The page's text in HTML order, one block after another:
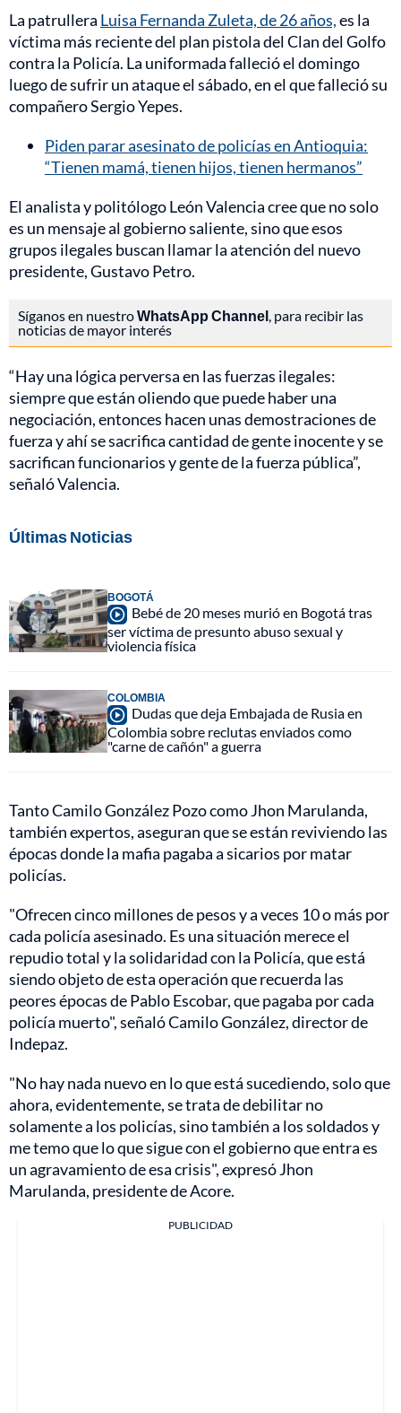
La patrullera Luisa Fernanda Zuleta, de 26 años,es la
víctima más reciente del plan pistola del Clan del Golfo
contra la Policía. La uniformada falleció el domingo
luego de sufrir un ataque el sábado, en el que falleció su
compañero Sergio Yepes.
Piden parar asesinato de policías en Antioquia:
“Tienen mamá, tienen hijos, tienen hermanos”
El analista y politólogo León Valencia cree que no solo
es un mensaje al gobierno saliente, sino que esos
grupos ilegales buscan llamar la atención del nuevo
presidente, Gustavo Petro.
Síganos en nuestroWhatsApp Channel , para recibir las
noticias de mayor interés
“Hay una lógica perversa en las fuerzas ilegales:
siempre que están oliendo que puede haber una
negociación, entonces hacen unas demostraciones de
fuerza y ahí se sacrifica cantidad de gente inocente y se
sacrifican funcionarios y gente de la fuerza pública”,
señaló Valencia.
Últimas Noticias
BOGOTÁ
Bebé de 20 meses murió en Bogotá tras
ser víctima de presunto abuso sexual y
violencia física
COLOMBIA
Dudas que deja Embajada de Rusia en
Colombia sobre reclutas enviados como
"carne de cañón" a guerra
Tanto Camilo González Pozo como Jhon Marulanda,
también expertos, aseguran que se están reviviendo las
épocas donde la mafia pagaba a sicarios por matar
policías.
"Ofrecen cinco millones de pesos y a veces 10 o más por
cada policía asesinado. Es una situación merece el
repudio total y la solidaridad con la Policía, que está
siendo objeto de esta operación que recuerda las
peores épocas de Pablo Escobar, que pagaba por cada
policía muerto", señaló Camilo González, director de
Indepaz.
"No hay nada nuevo en lo que está sucediendo, solo que
ahora, evidentemente, se trata de debilitar no
solamente a los policías, sino también a los soldados y
me temo que lo que sigue con el gobierno que entra es
un agravamiento de esa crisis", expresó Jhon
Marulanda, presidente de Acore.
PUBLICIDAD